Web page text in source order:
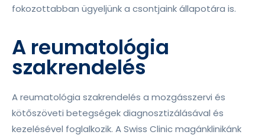
fokozottabban ügyeljünk a csontjaink állapotára is.
A reumatológia
szakrendelés
A reumatológia szakrendelés a mozgásszervi és
kötőszöveti betegségek diagnosztizálásával és
kezelésével foglalkozik. A Swiss Clinic magánklinikánk